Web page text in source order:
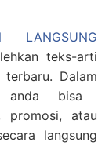
LANGSUNG
teks-arti
Dalam
bisa
promosi, atau
langsung